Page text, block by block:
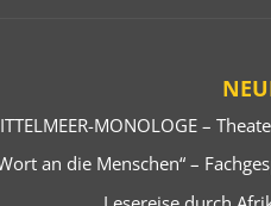
MONOLOGE –
an die Menschen“ –